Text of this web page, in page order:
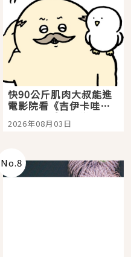
快90公斤肌肉大叔能進
電影院看《吉伊卡哇》
嗎？日本重金屬樂團
「打首」會長與nagano
2026年08月03日
No.8